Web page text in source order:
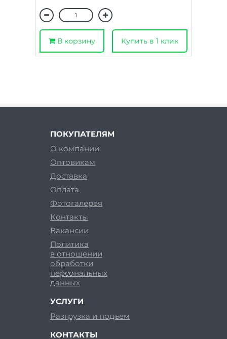
В корзину Купить в 1 клик
ПОКУПАТЕЛЯМ
О компании
Оптовикам
Доставка
Оплата
Фотогалерея
Контакты
Вакансии
Политика
в отношении
обработки
персональных
данных
УСЛУГИ
Разгрузка и подъем
КОНТАКТЫ